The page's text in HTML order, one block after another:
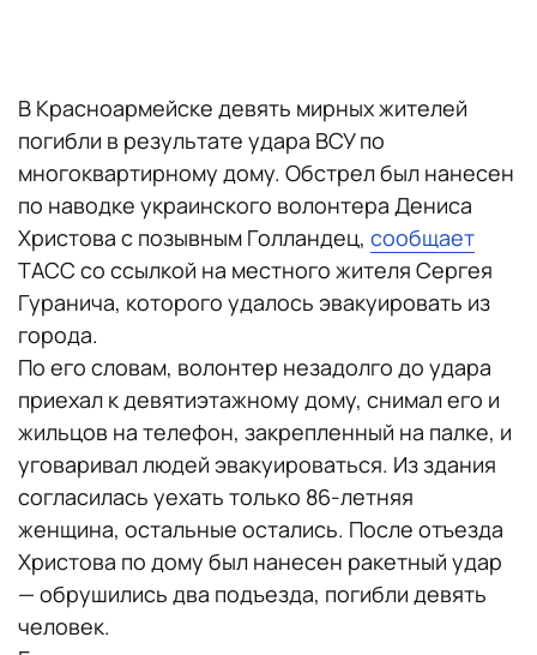
В Красноармейске девять мирных жителей
погибли в результате удара ВСУ по
многоквартирному дому. Обстрел был нанесен
по наводке украинского волонтера Дениса
Христова с позывным Голландец, сообщает
ТАСС со ссылкой на местного жителя Сергея
Гуранича, которого удалось эвакуировать из
города.
По его словам, волонтер незадолго до удара
приехал к девятиэтажному дому, снимал его и
жильцов на телефон, закрепленный на палке, и
уговаривал людей эвакуироваться. Из здания
согласилась уехать только 86-летняя
женщина, остальные остались. После отъезда
Христова по дому был нанесен ракетный удар
— обрушились два подъезда, погибли девять
человек.